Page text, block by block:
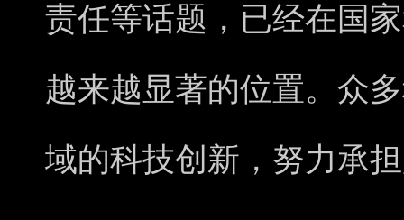
责任等话题，已经在国
越来越显著的位置。众
域的科技创新，努力承